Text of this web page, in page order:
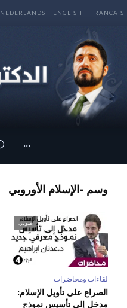
FRANCAIS
ENGLISH
NEDERLANDS
···
وسم -الإسلام الأوروبي
صوتي
لقاءات ومحاضرات
الصراع على تأويل الإسلام:
مدخل إلى تأسيس نموذج